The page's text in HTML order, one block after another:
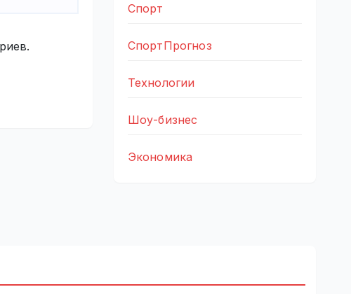
Спорт
СпортПрогноз
Технологии
Шоу-бизнес
Экономика